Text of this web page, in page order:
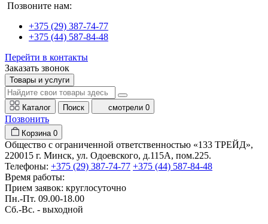
Позвоните нам:
+375 (29) 387-74-77
+375 (44) 587-84-48
Перейти в контакты
Заказать звонок
Товары и услуги
Каталог Поиск смотрели 0
Позвонить
Корзина 0
Общество с ограниченной ответственностью «133 ТРЕЙД»,
220015 г. Минск, ул. Одоевского, д.115А, пом.225.
Телефоны: +375 (29) 387-74-77 +375 (44) 587-84-48
Время работы:
Прием заявок: круглосуточно
Пн.-Пт. 09.00-18.00
Cб.-Вс. - выходной